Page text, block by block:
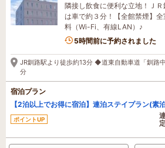
隣接し飲食に便利な立地！Ｊ
は車で約３分！【全館禁煙】
料（Wi-Fi、有線LAN）♪
1名がこの宿を見ています
5時間前に予約されました
JR釧路駅より徒歩約13分 ◆道東自動車道「釧路
分
宿泊プラン
【2泊以上でお得に宿泊】連泊ステイプラン(素泊
ポイントUP